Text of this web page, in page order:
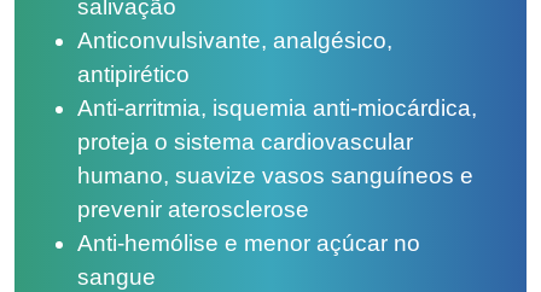
salivação
Anticonvulsivante, analgésico,
antipirético
Anti-arritmia, isquemia anti-miocárdica,
proteja o sistema cardiovascular
humano, suavize vasos sanguíneos e
prevenir aterosclerose
Anti-hemólise e menor açúcar no
sangue